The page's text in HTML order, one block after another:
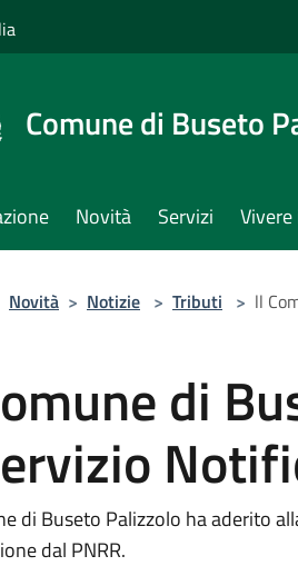
Comune di Buseto
Novità Servizi
Novità > Notizie > Tributi > ll
di
di Buseto Palizzolo ha aderito
dal PNRR.